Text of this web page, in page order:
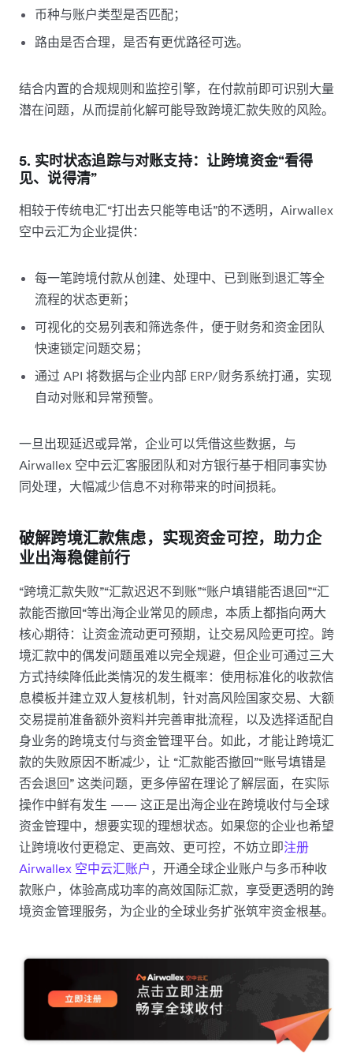
币种与账户类型是否匹配；
路由是否合理，是否有更优路径可选。
结合内置的合规规则和监控引擎，在付款前即可识别大量
潜在问题，从而提前化解可能导致跨境汇款失败的风险。
5. 实时状态追踪与对账支持：让跨境资金“看得
见、说得清”
相较于传统电汇“打出去只能等电话”的不透明，Airwallex
空中云汇为企业提供：
每一笔跨境付款从创建、处理中、已到账到退汇等全
流程的状态更新；
可视化的交易列表和筛选条件，便于财务和资金团队
快速锁定问题交易；
通过 API 将数据与企业内部 ERP/财务系统打通，实现
自动对账和异常预警。
一旦出现延迟或异常，企业可以凭借这些数据，与
Airwallex 空中云汇客服团队和对方银行基于相同事实协
同处理，大幅减少信息不对称带来的时间损耗。
破解跨境汇款焦虑，实现资金可控，助力企
业出海稳健前行
“跨境汇款失败”“汇款迟迟不到账”“账户填错能否退回”“汇
款能否撤回“等出海企业常见的顾虑，本质上都指向两大
核心期待：让资金流动更可预期，让交易风险更可控。跨
境汇款中的偶发问题虽难以完全规避，但企业可通过三大
方式持续降低此类情况的发生概率：使用标准化的收款信
息模板并建立双人复核机制，针对高风险国家交易、大额
交易提前准备额外资料并完善审批流程，以及选择适配自
身业务的跨境支付与资金管理平台。如此，才能让跨境汇
款的失败原因不断减少，让 “汇款能否撤回”“账号填错是
否会退回” 这类问题，更多停留在理论了解层面，在实际
操作中鲜有发生 —— 这正是出海企业在跨境收付与全球
资金管理中，想要实现的理想状态。如果您的企业也希望
让跨境收付更稳定、更高效、更可控，不妨立即注册
Airwallex 空中云汇账户 ，开通全球企业账户与多币种收
款账户，体验高成功率的高效国际汇款，享受更透明的跨
境资金管理服务，为企业的全球业务扩张筑牢资金根基。